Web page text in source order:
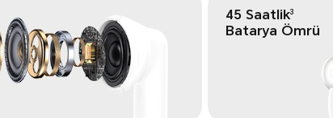
45 Saatlik3
Batarya Ömrü